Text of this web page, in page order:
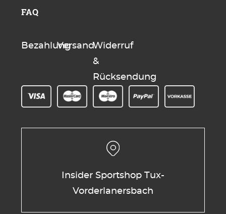
FAQ
BezahlungVersandWiderruf
&
Rücksendung
Insider Sportshop Tux-
Vorderlanersbach